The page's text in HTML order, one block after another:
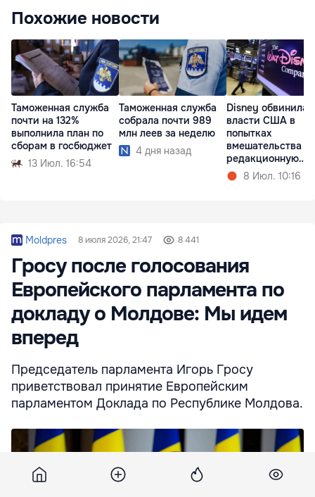
Похожие новости
Таможенная служба
почти на 132%
выполнила план по
сборам в госбюджет
13 Июл. 16:54
Таможенная служба
собрала почти 989
млн леев за неделю
4 дня назад
Disney обвинила
власти США в
попытках
вмешательства в
редакционную
политику
8 Июл. 10:16
Moldpres 8 июля 2026, 21:47 8 441
Гросу после голосования
Европейского парламента по
докладу о Молдове: Мы идем
вперед
Председатель парламента Игорь Гросу
приветствовал принятие Европейским
парламентом Доклада по Республике Молдова.